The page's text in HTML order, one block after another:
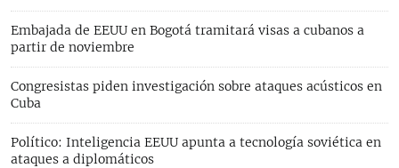
Embajada de EEUU en Bogotá tramitará visas a cubanos a
partir de noviembre
Congresistas piden investigación sobre ataques acústicos en
Cuba
Político: Inteligencia EEUU apunta a tecnología soviética en
ataques a diplomáticos